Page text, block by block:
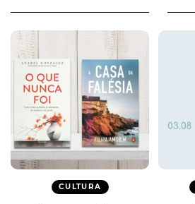
CULTURA